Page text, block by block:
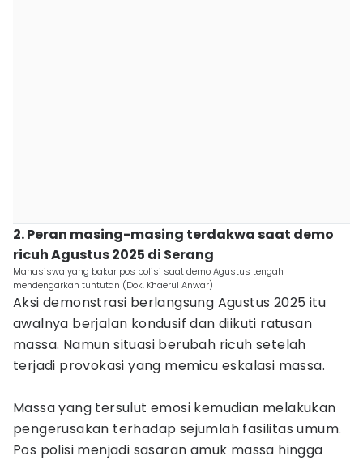
2. Peran masing-masing terdakwa saat demo
ricuh Agustus 2025 di Serang
Mahasiswa yang bakar pos polisi saat demo Agustus tengah
mendengarkan tuntutan (Dok. Khaerul Anwar)
Aksi demonstrasi berlangsung Agustus 2025 itu
awalnya berjalan kondusif dan diikuti ratusan
massa. Namun situasi berubah ricuh setelah
terjadi provokasi yang memicu eskalasi massa.
Massa yang tersulut emosi kemudian melakukan
pengerusakan terhadap sejumlah fasilitas umum.
Pos polisi menjadi sasaran amuk massa hingga